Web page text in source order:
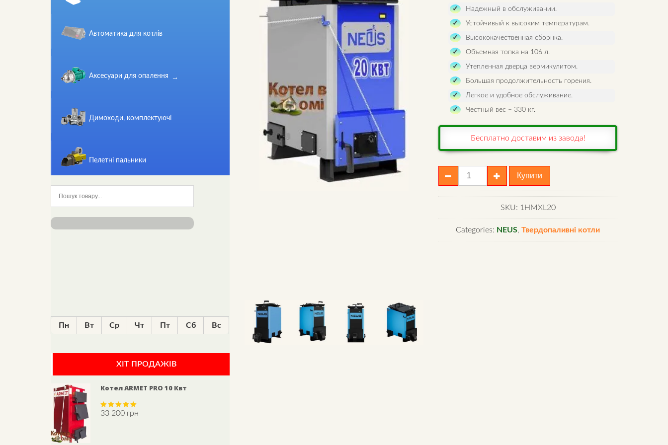
Надежный в обслуживании.
Устойчивый к высоким температурам.
Высококачественная сборнка.
Объемная топка на 106 л.
Утепленная дверца вермикулитом.
Большая продолжительность горения.
Легкое и удобное обслуживание.
Честный вес – 330 кг.
Бесплатно доставим из завода!
Main
20
⭐
Купити
SKU: 1НMXL20
Categories: NEUS,Твердопаливні котли
Автоматика для котлів
Аксесуари для опалення
Димоходи, комплектуючі
Пелетні пальники
Пн Вт Ср Чт Пт Сб Вс
ХІТ ПРОДАЖІВ
Котел ARMET PRO 10 Квт
Rated5.00
33 200 грн